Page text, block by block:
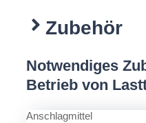
Zubehör
Notwendiges
Betrieb von
Anschlagmittel